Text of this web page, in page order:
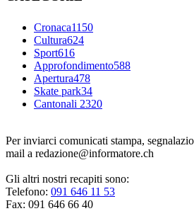
Cronaca1150
Cultura624
Sport616
Approfondimento588
Apertura478
Skate park34
Cantonali 2320
Per inviarci comunicati stampa,
mail a redazione@informatore.ch
Gli altri nostri recapiti sono:
Telefono: 091 646 11 53
Fax: 091 646 66 40